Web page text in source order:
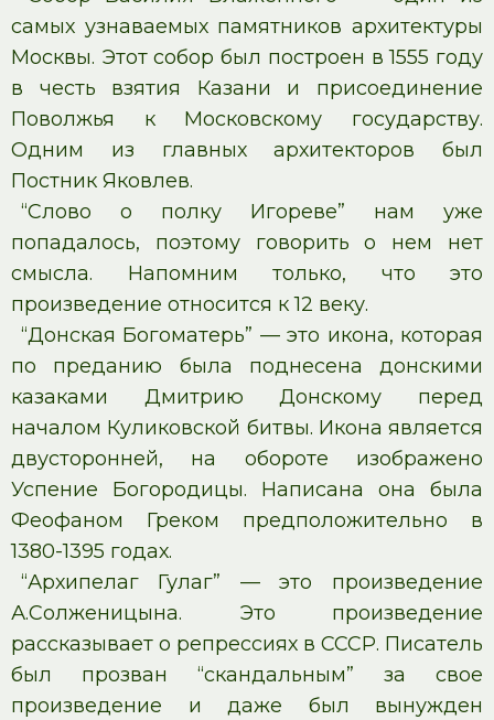
самых узнаваемых памятников архитектуры
Москвы. Этот собор был построен в 1555 году
в честь взятия Казани и присоединение
Поволжья к Московскому государству.
Одним из главных архитекторов был
Постник Яковлев.
“Слово о полку Игореве” нам уже
попадалось, поэтому говорить о нем нет
смысла. Напомним только, что это
произведение относится к 12 веку.
“Донская Богоматерь” — это икона, которая
по преданию была поднесена донскими
казаками Дмитрию Донскому перед
началом Куликовской битвы. Икона является
двусторонней, на обороте изображено
Успение Богородицы. Написана она была
Феофаном Греком предположительно в
1380-1395 годах.
“Архипелаг Гулаг” — это произведение
А.Солженицына. Это произведение
рассказывает о репрессиях в СССР. Писатель
был прозван “скандальным” за свое
произведение и даже был вынужден